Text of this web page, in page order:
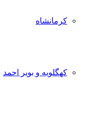
کرمانشاه
کهگلویه و بویر احمد